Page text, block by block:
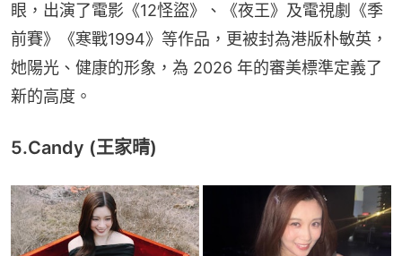
眼，出演了電影《12怪盜》、《夜王》及電視劇《季
前賽》《寒戰1994》等作品，更被封為港版朴敏英，
她陽光、健康的形象，為 2026 年的審美標準定義了
新的高度。
5.Candy (王家晴)